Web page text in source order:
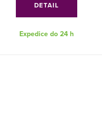
DETAIL
Expedice do 24 h